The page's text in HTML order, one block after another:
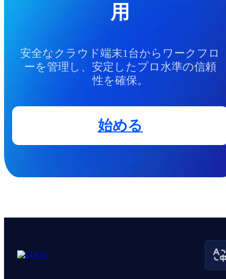
用
安全なクラウド端末1台からワークフロ
ーを管理し、安定したプロ水準の信頼
性を確保。
始める